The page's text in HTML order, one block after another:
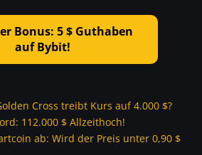
Bonus: 5 $ Guthaben
auf Bybit!
Cross treibt Kurs auf 4.000 $?
112.000 $ Allzeithoch!
ab: Wird der Preis unter 0,90 $